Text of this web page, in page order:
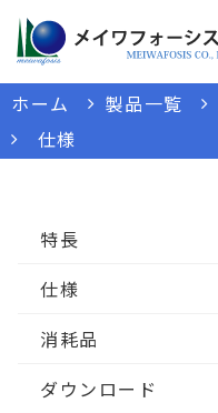
ホーム 製品一覧
仕様
特長
仕様
消耗品
ダウンロード